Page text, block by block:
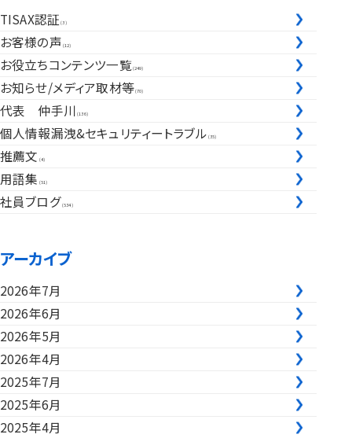
TISAX認証 (3)
お客様の声 (12)
お役立ちコンテンツ一覧(249)
お知らせ/メディア取材等(70)
代表 仲手川 (136)
個人情報漏洩&セキュリティートラブル (35)
推薦文 (4)
用語集 (51)
社員ブログ(534)
アーカイブ
2026年7月
2026年6月
2026年5月
2026年4月
2025年7月
2025年6月
2025年4月